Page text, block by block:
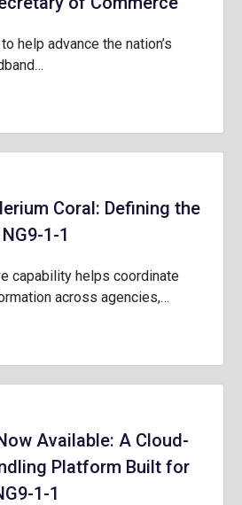
help advance the nation’s
Coral: Defining the
1-1
capability helps coordinate
across agencies,…
Available: A Cloud-
Platform Built for
1-1